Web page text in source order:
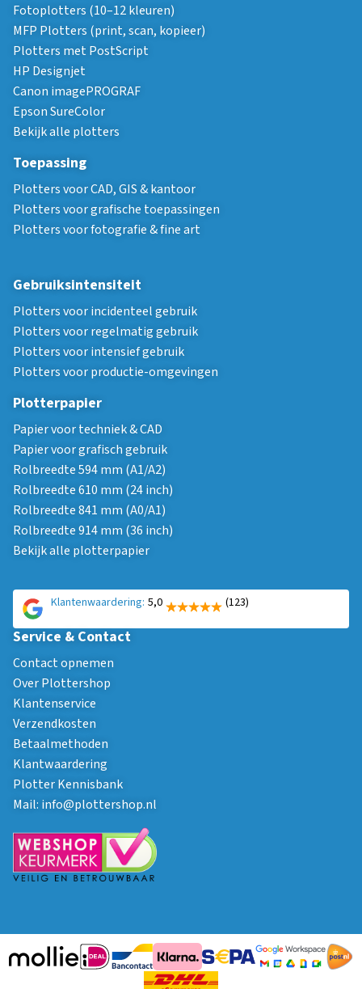
Fotoplotters (10–12 kleuren)
MFP Plotters (print, scan, kopieer)
Plotters met PostScript
HP Designjet
Canon imagePROGRAF
Epson SureColor
Bekijk alle plotters
Toepassing
Plotters voor CAD, GIS & kantoor
Plotters voor grafische toepassingen
Plotters voor fotografie & fine art
Gebruiksintensiteit
Plotters voor incidenteel gebruik
Plotters voor regelmatig gebruik
Plotters voor intensief gebruik
Plotters voor productie-omgevingen
Plotterpapier
Papier voor techniek & CAD
Papier voor grafisch gebruik
Rolbreedte 594 mm (A1/A2)
Rolbreedte 610 mm (24 inch)
Rolbreedte 841 mm (A0/A1)
Rolbreedte 914 mm (36 inch)
Bekijk alle plotterpapier
Klantenwaardering: 5,0 (123)
Service & Contact
Contact opnemen
Over Plottershop
Klantenservice
Verzendkosten
Betaalmethoden
Klantwaardering
Plotter Kennisbank
Mail: info@plottershop.nl